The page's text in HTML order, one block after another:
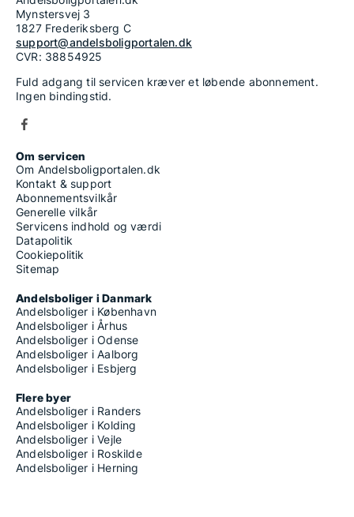
Mynstersvej 3
1827 Frederiksberg C
support@andelsboligportalen.dk
CVR: 38854925
Fuld adgang til servicen kræver et løbende abonnement.
Ingen bindingstid.
Om servicen
Om Andelsboligportalen.dk
Kontakt & support
Abonnementsvilkår
Generelle vilkår
Servicens indhold og værdi
Datapolitik
Cookiepolitik
Sitemap
Andelsboliger i Danmark
Andelsboliger i København
Andelsboliger i Århus
Andelsboliger i Odense
Andelsboliger i Aalborg
Andelsboliger i Esbjerg
Flere byer
Andelsboliger i Randers
Andelsboliger i Kolding
Andelsboliger i Vejle
Andelsboliger i Roskilde
Andelsboliger i Herning